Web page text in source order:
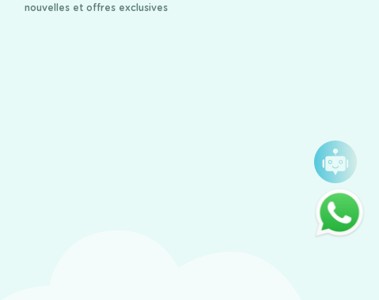
nouvelles et offres exclusives